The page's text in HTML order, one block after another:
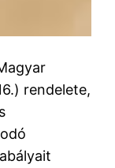
rendelete,